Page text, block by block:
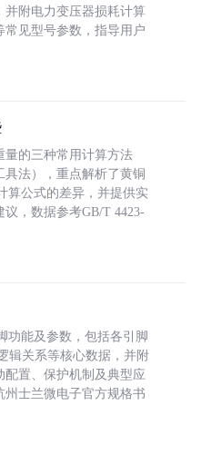
并附电力变压器损耗计算
常见型号参数，指导用户
量的三种常用计算方法
具法），重点解析了黄铜
算公式的差异，并提供实
，数据参考GB/T 4423-
功能及参数，包括各引脚
辑关系等核心数据，并附
配置、保护机制及典型应
州士兰微电子官方规格书